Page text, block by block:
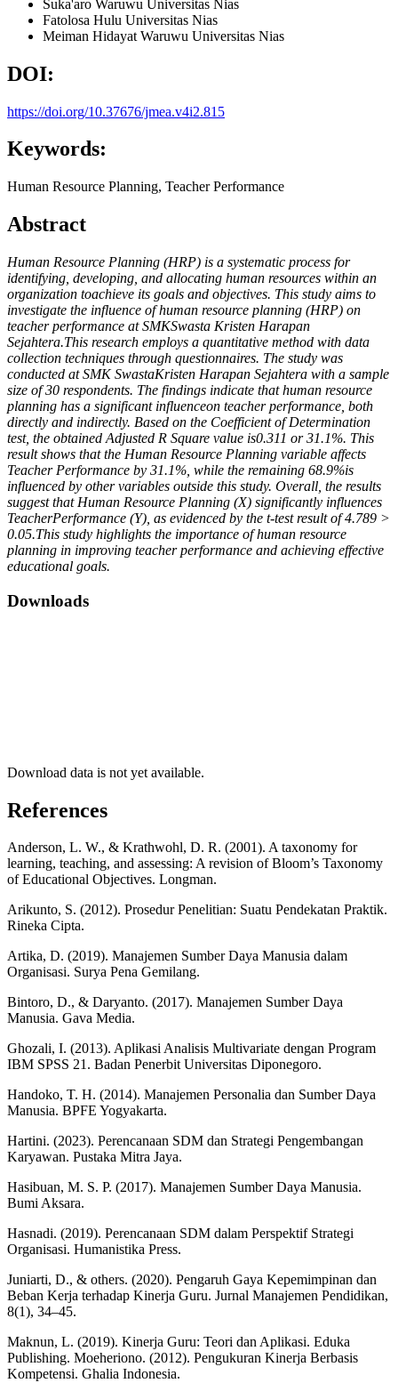
Suka'aro Waruwu Universitas Nias
Fatolosa Hulu Universitas Nias
Meiman Hidayat Waruwu Universitas Nias
DOI:
https://doi.org/10.37676/jmea.v4i2.815
Keywords:
Human Resource Planning, Teacher Performance
Abstract
Human Resource Planning (HRP) is a systematic process for
identifying, developing, and allocating human resources within an
organization toachieve its goals and objectives. This study aims to
investigate the influence of human resource planning (HRP) on
teacher performance at SMKSwasta Kristen Harapan
Sejahtera.This research employs a quantitative method with data
collection techniques through questionnaires. The study was
conducted at SMK SwastaKristen Harapan Sejahtera with a sample
size of 30 respondents. The findings indicate that human resource
planning has a significant influenceon teacher performance, both
directly and indirectly. Based on the Coefficient of Determination
test, the obtained Adjusted R Square value is0.311 or 31.1%. This
result shows that the Human Resource Planning variable affects
Teacher Performance by 31.1%, while the remaining 68.9%is
influenced by other variables outside this study. Overall, the results
suggest that Human Resource Planning (X) significantly influences
TeacherPerformance (Y), as evidenced by the t-test result of 4.789 >
0.05.This study highlights the importance of human resource
planning in improving teacher performance and achieving effective
educational goals.
Downloads
Download data is not yet available.
References
Anderson, L. W., & Krathwohl, D. R. (2001). A taxonomy for
learning, teaching, and assessing: A revision of Bloom’s Taxonomy
of Educational Objectives. Longman.
Arikunto, S. (2012). Prosedur Penelitian: Suatu Pendekatan Praktik.
Rineka Cipta.
Artika, D. (2019). Manajemen Sumber Daya Manusia dalam
Organisasi. Surya Pena Gemilang.
Bintoro, D., & Daryanto. (2017). Manajemen Sumber Daya
Manusia. Gava Media.
Ghozali, I. (2013). Aplikasi Analisis Multivariate dengan Program
IBM SPSS 21. Badan Penerbit Universitas Diponegoro.
Handoko, T. H. (2014). Manajemen Personalia dan Sumber Daya
Manusia. BPFE Yogyakarta.
Hartini. (2023). Perencanaan SDM dan Strategi Pengembangan
Karyawan. Pustaka Mitra Jaya.
Hasibuan, M. S. P. (2017). Manajemen Sumber Daya Manusia.
Bumi Aksara.
Hasnadi. (2019). Perencanaan SDM dalam Perspektif Strategi
Organisasi. Humanistika Press.
Juniarti, D., & others. (2020). Pengaruh Gaya Kepemimpinan dan
Beban Kerja terhadap Kinerja Guru. Jurnal Manajemen Pendidikan,
8(1), 34–45.
Maknun, L. (2019). Kinerja Guru: Teori dan Aplikasi. Eduka
Publishing. Moeheriono. (2012). Pengukuran Kinerja Berbasis
Kompetensi. Ghalia Indonesia.